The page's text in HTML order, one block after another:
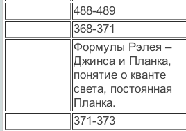
488-489
368-371
Формулы Рэлея –
Джинса и Планка,
понятие о кванте
света, постоянная
Планка.
371-373